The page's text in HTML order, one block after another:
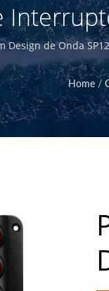
Design de Onda
e fabricar
Home /